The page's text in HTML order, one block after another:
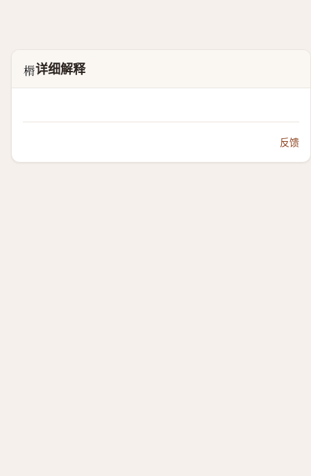
𣘣详细解释
反馈